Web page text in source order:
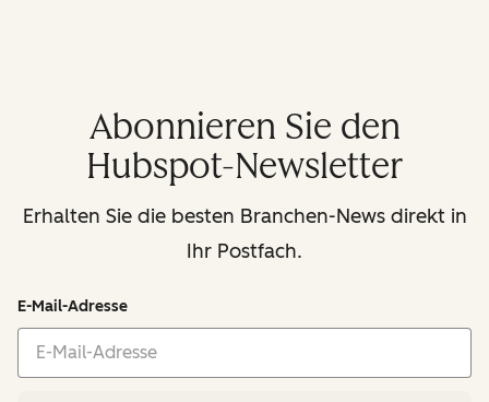
Abonnieren Sie den
Hubspot-Newsletter
Erhalten Sie die besten Branchen-News direkt in
Ihr Postfach.
E-Mail-Adresse